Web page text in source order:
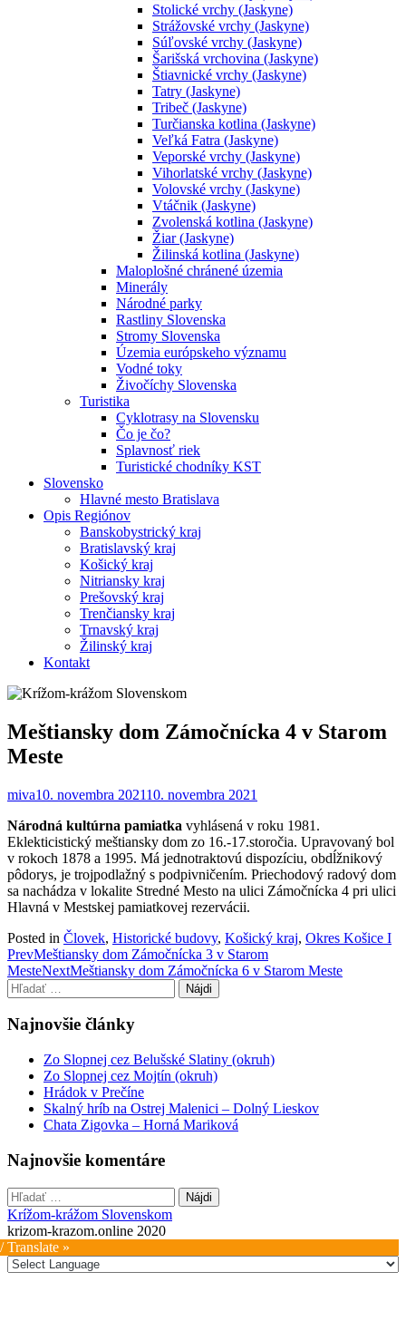
Stolické vrchy (Jaskyne)
Strážovské vrchy (Jaskyne)
Súľovské vrchy (Jaskyne)
Šarišská vrchovina (Jaskyne)
Štiavnické vrchy (Jaskyne)
Tatry (Jaskyne)
Tribeč (Jaskyne)
Turčianska kotlina (Jaskyne)
Veľká Fatra (Jaskyne)
Veporské vrchy (Jaskyne)
Vihorlatské vrchy (Jaskyne)
Volovské vrchy (Jaskyne)
Vtáčnik (Jaskyne)
Zvolenská kotlina (Jaskyne)
Žiar (Jaskyne)
Žilinská kotlina (Jaskyne)
Maloplošné chránené územia
Minerály
Národné parky
Rastliny Slovenska
Stromy Slovenska
Územia európskeho významu
Vodné toky
Živočíchy Slovenska
Turistika
Cyklotrasy na Slovensku
Čo je čo?
Splavnosť riek
Turistické chodníky KST
Slovensko
Hlavné mesto Bratislava
Opis Regiónov
Banskobystrický kraj
Bratislavský kraj
Košický kraj
Nitriansky kraj
Prešovský kraj
Trenčiansky kraj
Trnavský kraj
Žilinský kraj
Kontakt
Meštiansky dom Zámočnícka 4 v Starom
Meste
miva10. novembra 202110. novembra 2021
Národná kultúrna pamiatka vyhlásená v roku 1981.
Eklekticistický meštiansky dom zo 16.-17.storočia. Upravovaný bol
v rokoch 1878 a 1995. Má jednotraktovú dispozíciu, obdĺžnikový
pôdorys, je trojpodlažný s podpivničením. Priechodový radový dom
sa nachádza v lokalite Stredné Mesto na ulici Zámočnícka 4 pri ulici
Hlavná v Mestskej pamiatkovej rezervácii.
Posted in Človek, Historické budovy, Košický kraj, Okres Košice I
Post
navigation
PrevMeštiansky dom Zámočnícka 3 v Starom
MesteNextMeštiansky dom Zámočnícka 6 v Starom Meste
Hľadať:
Najnovšie články
Zo Slopnej cez Belušské Slatiny (okruh)
Zo Slopnej cez Mojtín (okruh)
Hrádok v Prečíne
Skalný hríb na Ostrej Malenici – Dolný Lieskov
Chata Zigovka – Horná Mariková
Najnovšie komentáre
Hľadať:
Krížom-krážom Slovenskom
krizom-krazom.online 2020
Translate »